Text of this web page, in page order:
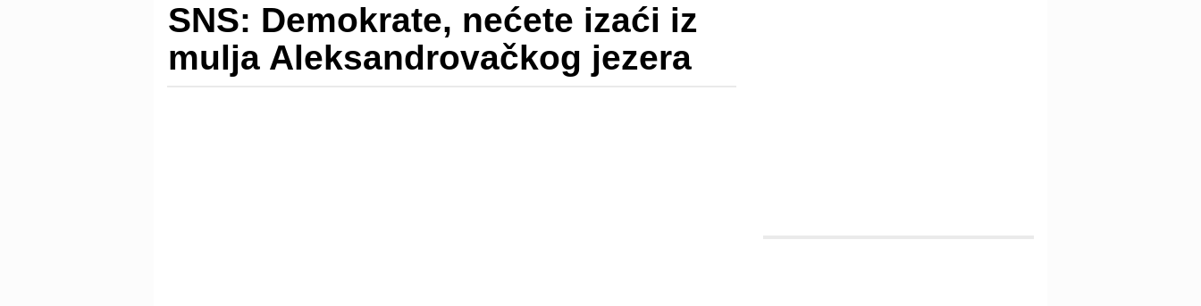
SNS: Demokrate, nećete izaći iz
mulja Aleksandrovačkog jezera